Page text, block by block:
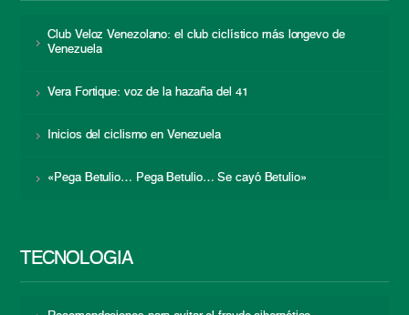
Club Veloz Venezolano: el club ciclístico más longevo de
Venezuela
Vera Fortique: voz de la hazaña del 41
Inicios del ciclismo en Venezuela
«Pega Betulio… Pega Betulio… Se cayó Betulio»
TECNOLOGÍA